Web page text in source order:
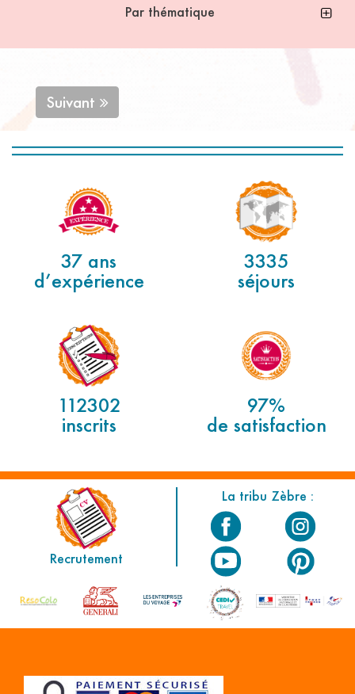
Par thématique
Suivant
37 ans
d’expérience
3335
séjours
112302
inscrits
97%
de satisfaction
Recrutement
La tribu Zèbre :